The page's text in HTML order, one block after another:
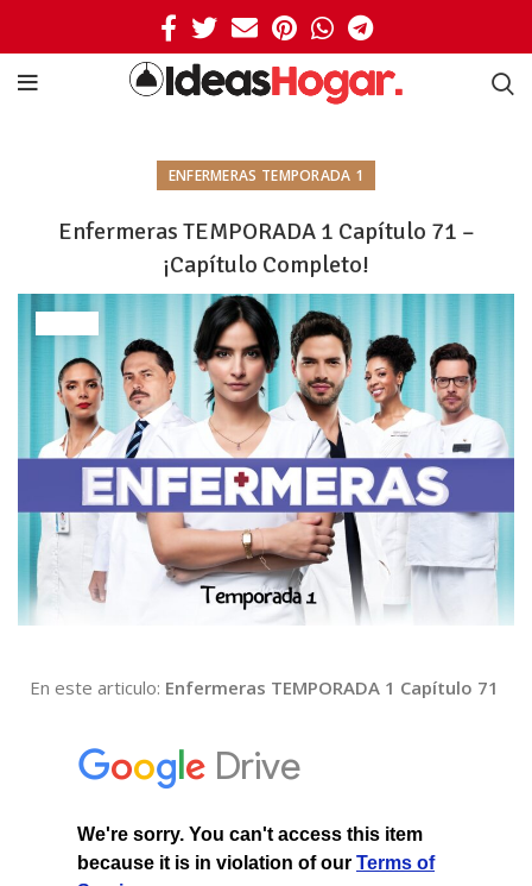
ENFERMERAS TEMPORADA 1
Enfermeras TEMPORADA 1 Capítulo 71 –
¡Capítulo Completo!
En este articulo: Enfermeras TEMPORADA 1 Capítulo 71